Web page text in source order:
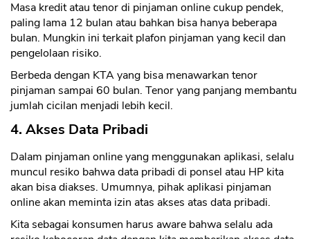
Masa kredit atau tenor di pinjaman online cukup pendek,
paling lama 12 bulan atau bahkan bisa hanya beberapa
bulan. Mungkin ini terkait plafon pinjaman yang kecil dan
pengelolaan risiko.
Berbeda dengan KTA yang bisa menawarkan tenor
pinjaman sampai 60 bulan. Tenor yang panjang membantu
jumlah cicilan menjadi lebih kecil.
4. Akses Data Pribadi
Dalam pinjaman online yang menggunakan aplikasi, selalu
muncul resiko bahwa data pribadi di ponsel atau HP kita
akan bisa diakses. Umumnya, pihak aplikasi pinjaman
online akan meminta izin atas akses atas data pribadi.
Kita sebagai konsumen harus aware bahwa selalu ada